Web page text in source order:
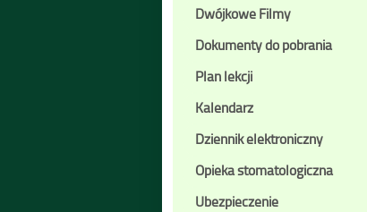
Dwójkowe Filmy
Dokumenty do pobrania
Plan lekcji
Kalendarz
Dziennik elektroniczny
Opieka stomatologiczna
Ubezpieczenie